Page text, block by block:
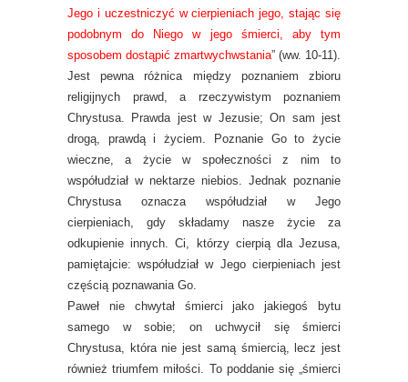
Jego i uczestniczyć w cierpieniach jego, stając się
podobnym do Niego w jego śmierci, aby tym
sposobem dostąpić zmartwychwstania” (ww. 10-11).
Jest pewna różnica między poznaniem zbioru
religijnych prawd, a rzeczywistym poznaniem
Chrystusa. Prawda jest w Jezusie; On sam jest
drogą, prawdą i życiem. Poznanie Go to życie
wieczne, a życie w społeczności z nim to
współudział w nektarze niebios. Jednak poznanie
Chrystusa oznacza współudział w Jego
cierpieniach, gdy składamy nasze życie za
odkupienie innych. Ci, którzy cierpią dla Jezusa,
pamiętajcie: współudział w Jego cierpieniach jest
częścią poznawania Go.
Paweł nie chwytał śmierci jako jakiegoś bytu
samego w sobie; on uchwycił się śmierci
Chrystusa, która nie jest samą śmiercią, lecz jest
również triumfem miłości. To poddanie się „śmierci